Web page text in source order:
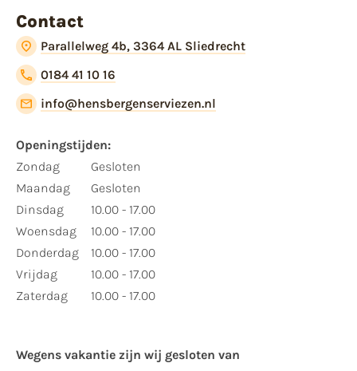
Contact
Parallelweg 4b, 3364 AL Sliedrecht
0184 41 10 16
info@hensbergenserviezen.nl
Openingstijden:
Zondag
Maandag
Dinsdag
Woensdag
Donderdag
Vrijdag
Zaterdag
Gesloten
Gesloten
10.00 - 17.00
10.00 - 17.00
10.00 - 17.00
10.00 - 17.00
10.00 - 17.00
Wegens vakantie zijn wij gesloten van ​